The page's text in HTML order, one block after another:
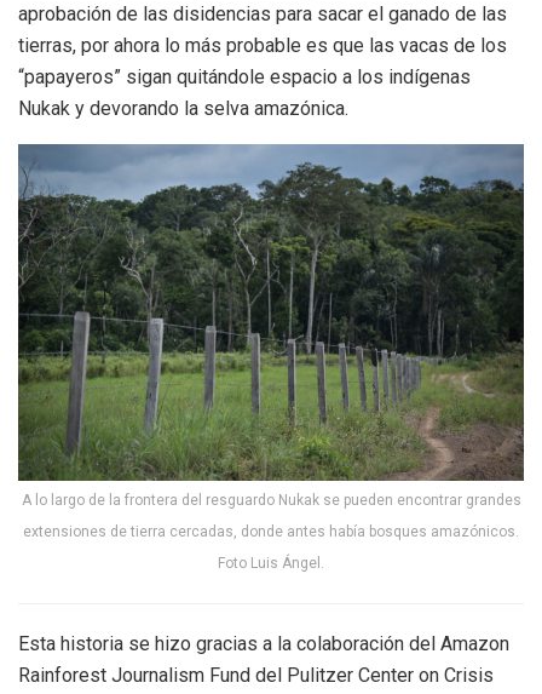
aprobación de las disidencias para sacar el ganado de las
tierras, por ahora lo más probable es que las vacas de los
“papayeros” sigan quitándole espacio a los indígenas
Nukak y devorando la selva amazónica.
A lo largo de la frontera del resguardo Nukak se pueden encontrar grandes
extensiones de tierra cercadas, donde antes había bosques amazónicos.
Foto Luis Ángel.
Esta historia se hizo gracias a la colaboración del Amazon
Rainforest Journalism Fund del Pulitzer Center on Crisis